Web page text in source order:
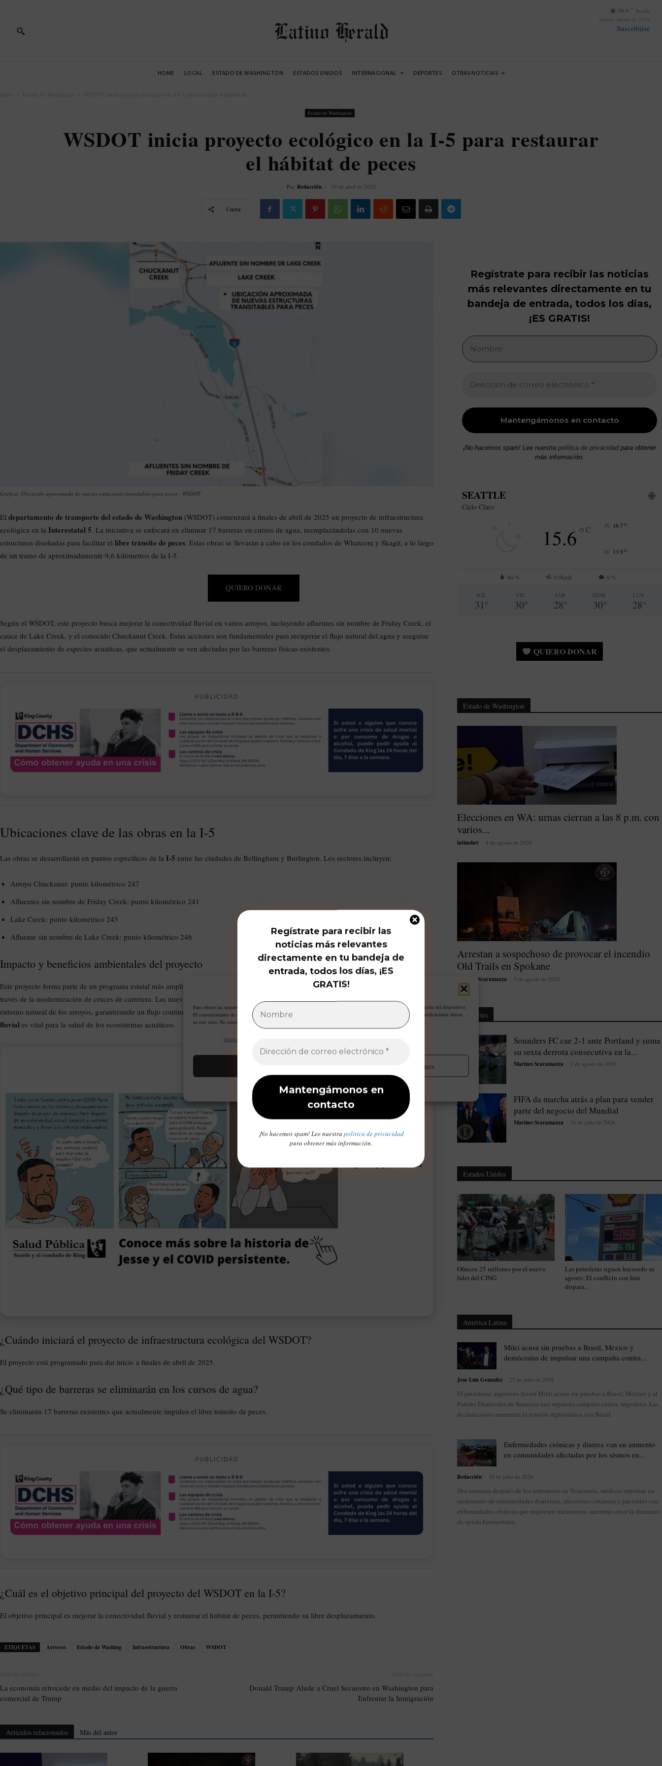
Gestiona tu privacidad
Para ofrecer las mejores experiencias, utilizamos tecnologías como las cookies para almacenar y/o acceder a la información del dispositivo.
El consentimiento de estas tecnologías nos permitirá procesar datos como el comportamiento de navegación o las identificaciones únicas
en este sitio. No consentir o retirar el consentimiento, puede afectar negativamente a ciertas características y funciones.
Gestionar proveedores
Administrar opciones
Opt-out preferences Declaración de privacidad Aviso Legal / Imprint
Latino Herald
58.9 F
Seattle
jueves, agosto 6, 2026
Suscribirse
HOME LOCAL ESTADO DE WASHINGTON ESTADOS UNIDOS INTERNACIONAL DEPORTES OTRAS NOTICIAS
Estado de Washington
WSDOT inicia proyecto ecológico en la I-5 para restaurar
el hábitat de peces
Por Redacción - 30 de abril de 2025
Cuota
Gráfica: Ubicación aproximada de nuevas estructuras transitables para peces - WSDOT
El departamento de transporte del estado de Washington (WSDOT) comenzará a finales de abril de 2025 un proyecto de infraestructura
ecológica en la Interestatal 5. La iniciativa se enfocará en eliminar 17 barreras en cursos de agua, reemplazándolas con 10 nuevas
estructuras diseñadas para facilitar el libre tránsito de peces. Estas obras se llevarán a cabo en los condados de Whatcom y Skagit, a lo largo
de un tramo de aproximadamente 9,6 kilómetros de la I-5.
QUIERO DONAR
Según el WSDOT, este proyecto busca mejorar la conectividad fluvial en varios arroyos, incluyendo afluentes sin nombre de Friday Creek, el
cauce de Lake Creek, y el conocido Chuckanut Creek. Estas acciones son fundamentales para recuperar el flujo natural del agua y asegurar
el desplazamiento de especies acuáticas, que actualmente se ven afectadas por las barreras físicas existentes.
PUBLICIDAD
Ubicaciones clave de las obras en la I-5
Las obras se desarrollarán en puntos específicos de la I-5 entre las ciudades de Bellingham y Burlington. Los sectores incluyen:
Arroyo Chuckanut: punto kilométrico 247
Afluentes sin nombre de Friday Creek: punto kilométrico 241
Lake Creek: punto kilométrico 245
Afluente sin nombre de Lake Creek: punto kilométrico 246
Impacto y beneficios ambientales del proyecto
Este proyecto forma parte de un programa estatal más amplio del WSDOT que busca la restauración de hábitats de peces en todo el estado, a
través de la modernización de cruces de carretera. Las nuevas estructuras se han diseñado para integrarse de forma más efectiva con el
entorno natural de los arroyos, garantizando un flujo continuo del agua y la migración segura de las especies acuáticas. La
conectividad
fluvial es vital para la salud de los ecosistemas acuáticos.
PUBLICIDAD
¿Cuándo iniciará el proyecto de infraestructura ecológica del WSDOT?
El proyecto está programado para dar inicio a finales de abril de 2025.
¿Qué tipo de barreras se eliminarán en los cursos de agua?
Se eliminarán 17 barreras existentes que actualmente impiden el libre tránsito de peces.
PUBLICIDAD
¿Cuál es el objetivo principal del proyecto del WSDOT en la I-5?
El objetivo principal es mejorar la conectividad fluvial y restaurar el hábitat de peces, permitiendo su libre desplazamiento.
Regístrate para recibir las
noticias más relevantes
directamente en tu bandeja de
entrada, todos los días, ¡ES
GRATIS!
¡No hacemos spam! Lee nuestra política de privacidad
para obtener más información.
ETIQUETAS Arroyos Estado de Washing Infraestructura Obras WSDOT
La economía retrocede en medio del impacto de la guerra
comercial de Trump
Donald Trump Alude a Cruel Secuestro en Washington para
Enfrentar la Inmigración
Artículos relacionados Más del autor
Regístrate para recibir las noticias
más relevantes directamente en tu
bandeja de entrada, todos los días,
¡ES GRATIS!
¡No hacemos spam! Lee nuestra política de privacidadpara obtener
más información.
SEATTLE
Cielo Claro
15.6°C 16.7°
13.9°
84 % 0.9kmh 0 %
JUE
31°
VIE
30°
SÁB
28°
DOM
30°
LUN
28°
QUIERO DONAR
Estado de Washington
Elecciones en WA: urnas cierran a las 8 p.m. con
varios...
latinoher 4 de agosto de 2026
Arrestan a sospechoso de provocar el incendio
Old Trails en Spokane
Marines Scaramazza 3 de agosto de 2026
Deportes
Sounders FC cae 2-1 ante Portland y suma
su sexta derrota consecutiva en la...
Marines Scaramazza 2 de agosto de 2026
FIFA da marcha atrás a plan para vender
parte del negocio del Mundial
Marines Scaramazza 31 de julio de 2026
Estados Unidos
Ofrecen 25 millones por el nuevo
líder del CJNG
Las petroleras siguen haciendo su
agosto: El conflicto con Irán
dispara...
América Latina
Milei acusa sin pruebas a Brasil, México y
demócratas de impulsar una campaña contra...
Jose Luis Gonzalez 27 de julio de 2026
El presidente argentino Javier Milei acusó sin pruebas a Brasil, México y al
Partido Demócrata de financiar una supuesta campaña contra Argentina. Las
declaraciones aumentan la tensión diplomática con Brasil.
Enfermedades crónicas y diarrea van en aumento
en comunidades afectadas por los sismos en...
Redacción 10 de julio de 2026
Dos semanas después de los terremotos en Venezuela, médicos reportan un
incremento de enfermedades diarreicas, afecciones cutáneas y pacientes con
enfermedades crónicas que requieren tratamiento, mientras crece la demanda
de ayuda humanitaria.